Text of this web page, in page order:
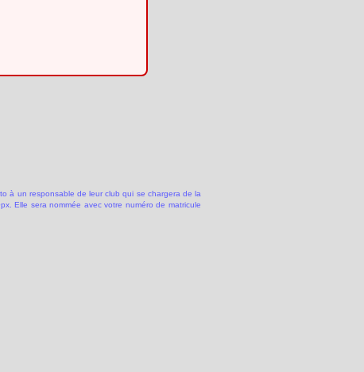
à un responsable de leur club qui se chargera de la
Elle sera nommée avec votre numéro de matricule